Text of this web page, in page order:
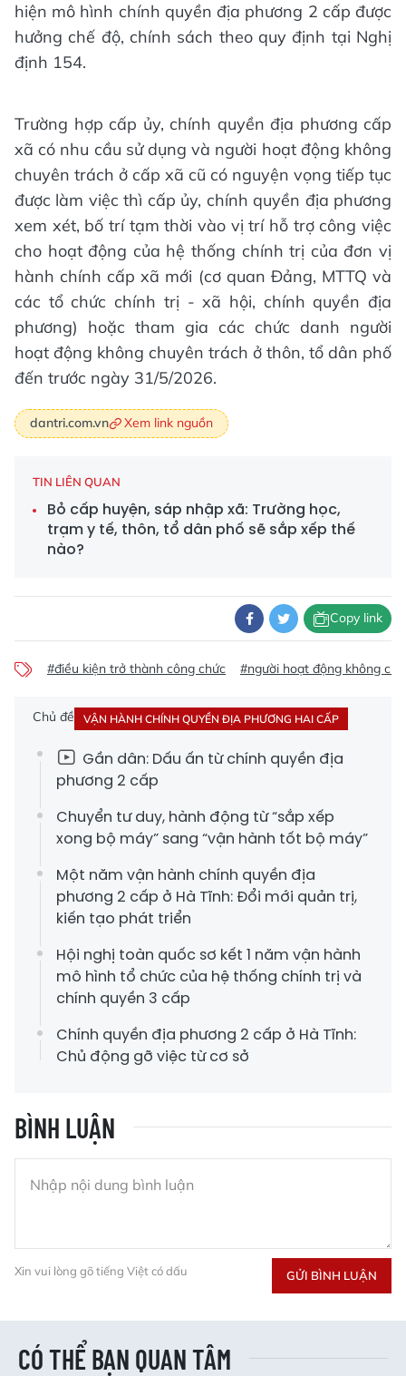
hiện mô hình chính quyền địa phương 2 cấp được
hưởng chế độ, chính sách theo quy định tại Nghị
định 154.
Trường hợp cấp ủy, chính quyền địa phương cấp
xã có nhu cầu sử dụng và người hoạt động không
chuyên trách ở cấp xã cũ có nguyện vọng tiếp tục
được làm việc thì cấp ủy, chính quyền địa phương
xem xét, bố trí tạm thời vào vị trí hỗ trợ công việc
cho hoạt động của hệ thống chính trị của đơn vị
hành chính cấp xã mới (cơ quan Đảng, MTTQ và
các tổ chức chính trị - xã hội, chính quyền địa
phương) hoặc tham gia các chức danh người
hoạt động không chuyên trách ở thôn, tổ dân phố
đến trước ngày 31/5/2026.
dantri.com.vn Xem link nguồn
TIN LIÊN QUAN
Bỏ cấp huyện, sáp nhập xã: Trường học,
trạm y tế, thôn, tổ dân phố sẽ sắp xếp thế
nào?
Copy link
#điều kiện trở thành công chức #người hoạt động không
Chủ đề VẬN HÀNH CHÍNH QUYỀN ĐỊA PHƯƠNG HAI CẤP
Gần dân: Dấu ấn từ chính quyền địa
phương 2 cấp
Chuyển tư duy, hành động từ “sắp xếp
xong bộ máy” sang “vận hành tốt bộ máy”
Một năm vận hành chính quyền địa
phương 2 cấp ở Hà Tĩnh: Đổi mới quản trị,
kiến tạo phát triển
Hội nghị toàn quốc sơ kết 1 năm vận hành
mô hình tổ chức của hệ thống chính trị và
chính quyền 3 cấp
Chính quyền địa phương 2 cấp ở Hà Tĩnh:
Chủ động gỡ việc từ cơ sở
BÌNH LUẬN
Xin vui lòng gõ tiếng Việt có dấu GỬI BÌNH LUẬN
CÓ THỂ BẠN QUAN TÂM